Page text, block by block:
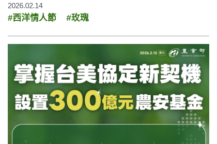
2026.02.14
#西洋情人節 #玫瑰